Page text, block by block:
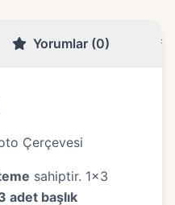
Yorumlar (0)
Çerçevesi
sahiptir. 1×3
adet başlık